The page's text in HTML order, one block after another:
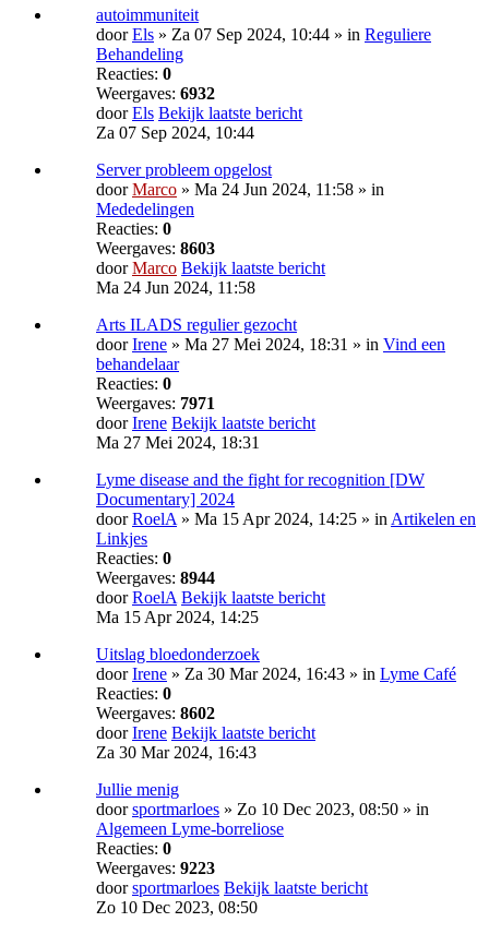
autoimmuniteit
doorEls » Za 07 Sep 2024, 10:44 » in Reguliere
Behandeling
Reacties: 0
Weergaves: 6932
doorEls Bekijk laatste bericht
Za 07 Sep 2024, 10:44
Server probleem opgelost
doorMarco » Ma 24 Jun 2024, 11:58 » in
Mededelingen
Reacties: 0
Weergaves: 8603
doorMarco Bekijk laatste bericht
Ma 24 Jun 2024, 11:58
Arts ILADS regulier gezocht
doorIrene » Ma 27 Mei 2024, 18:31 » in Vind een
behandelaar
Reacties: 0
Weergaves: 7971
doorIrene Bekijk laatste bericht
Ma 27 Mei 2024, 18:31
Lyme disease and the fight for recognition [DW
Documentary] 2024
doorRoelA » Ma 15 Apr 2024, 14:25 » in Artikelen en
Linkjes
Reacties: 0
Weergaves: 8944
doorRoelA Bekijk laatste bericht
Ma 15 Apr 2024, 14:25
Uitslag bloedonderzoek
doorIrene » Za 30 Mar 2024, 16:43 » in Lyme Café
Reacties: 0
Weergaves: 8602
doorIrene Bekijk laatste bericht
Za 30 Mar 2024, 16:43
Jullie menig
doorsportmarloes » Zo 10 Dec 2023, 08:50 » in
Algemeen Lyme-borreliose
Reacties: 0
Weergaves: 9223
doorsportmarloes Bekijk laatste bericht
Zo 10 Dec 2023, 08:50